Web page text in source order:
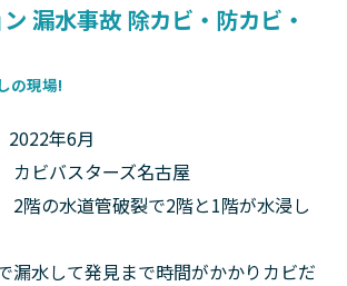
漏水事故 除カビ・防カビ・
の現場!
年6月
ビバスターズ名古屋
管破裂で2階と1階が水浸し
漏水して発見まで時間がかかりカビだ